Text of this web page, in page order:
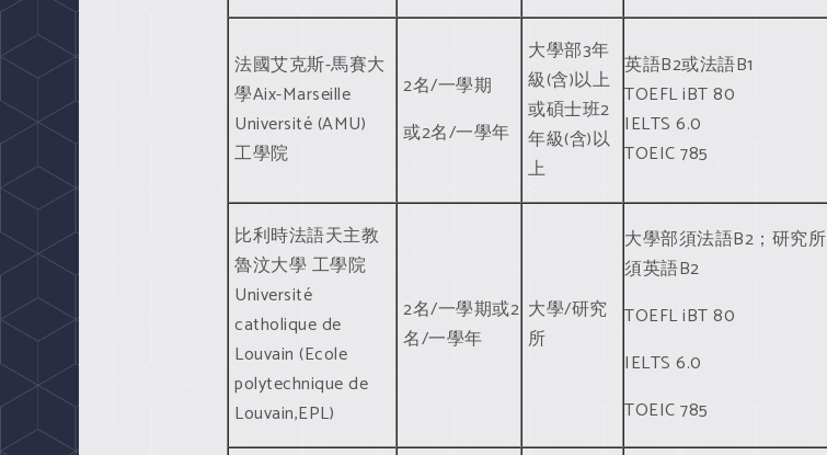
法國艾克斯-馬賽大
學Aix-Marseille
Université (AMU)
工學院
2名/一學期
或2名/一學年
大學部3年
級(含)以上
或碩士班2
年級(含)以
上
英語B2或法語B1
TOEFL iBT 80
IELTS 6.0
TOEIC 785
比利時法語天主教
魯汶大學 工學院
Université
catholique de
Louvain (Ecole
polytechnique de
Louvain,EPL)
2名/一學期或2
名/一學年
大學/研究
所
大學部須法語B2；研究所
須英語B2
TOEFL iBT 80
IELTS 6.0
TOEIC 785